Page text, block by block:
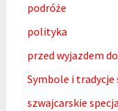
podróże
polityka
przed wyjazdem
Symbole i tradycje
szwajcarskie